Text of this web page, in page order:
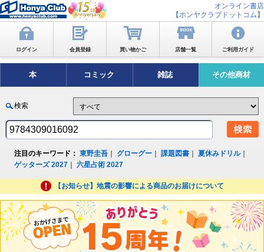
オンライン書店
【ホンヤクラブドットコム】
ログイン 会員登録 買い物かご 店舗一覧 ご利用ガイド
本 コミック 雑誌 その他商材
検索
注目のキーワード： 東野圭吾 グローグー ｜課題図書 ｜夏休みドリル｜
ゲッターズ 2027 ｜六星占術 2027
【お知らせ】地震の影響による商品のお届けについて